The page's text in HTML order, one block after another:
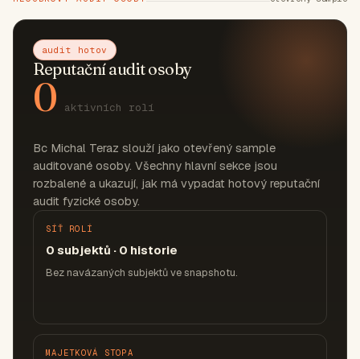
audit hotov
Reputační audit osoby
0 aktivních rolí
Bc Michal Teraz slouží jako otevřený sample
auditované osoby. Všechny hlavní sekce jsou
rozbalené a ukazují, jak má vypadat hotový reputační
audit fyzické osoby.
SÍŤ ROLÍ
0 subjektů · 0 historie
Bez navázaných subjektů ve snapshotu.
MAJETKOVÁ STOPA